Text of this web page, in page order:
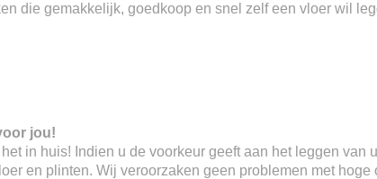
die gemakkelijk, goedkoop en snel zelf een vloer wil
jou!
in huis! Indien u de voorkeur geeft aan het leggen van
en plinten. Wij veroorzaken geen problemen met